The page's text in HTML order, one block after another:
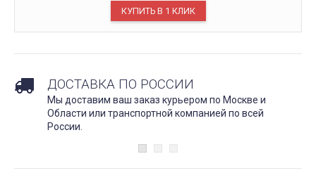
ДОСТАВКА ПО РОССИИ
Мы доставим ваш заказ курьером по Москве и
Области или транспортной компанией по всей
России.